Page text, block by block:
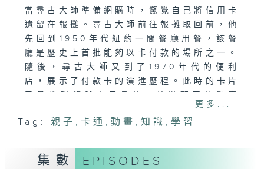
當尋古大師準備網購時，驚覺自己將信用卡
遺留在報攤。尋古大師前往報攤取回前，他
先回到1950年代紐約一間餐廳用餐，該餐
廳是歷史上首批能夠以卡付款的場所之一。
隨後，尋古大師又到了1970年代的便利
店，展示了付款卡的演進歷程。此時的卡片
碼，大幅提升安全性。尋古大師接著把自己
縮小，潛入自動櫃員機內部，向觀眾解釋現
用卡，並以感應式支付購買報紙。
更多...
Tag: 親子 ,卡通 ,動畫 ,知識 ,學習
集數 EPISODES